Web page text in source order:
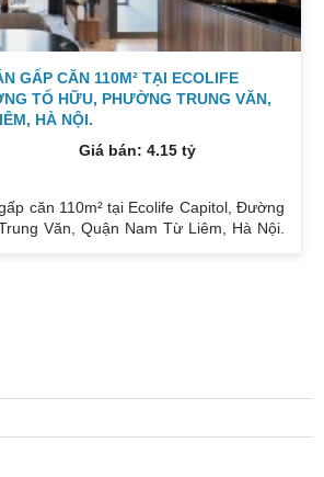
GẤP CĂN 110M² TẠI ECOLIFE
TỐ HỮU, PHƯỜNG TRUNG VĂN,
HÀ NỘI.
Giá bán: 4.15 tỷ
căn 110m² tại Ecolife Capitol, Đường
Văn, Quận Nam Từ Liêm, Hà Nội.